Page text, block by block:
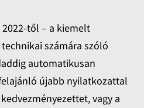
2022-től – a kiemelt
számára szóló
automatikusan
újabb nyilatkozattal
vagy a